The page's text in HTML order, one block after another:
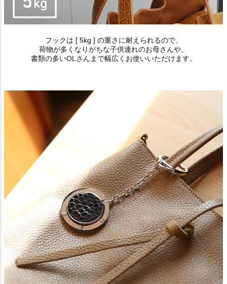
フックは [ 5kg ] の重さに耐えられるので、
荷物が多くなりがちな子供連れのお母さんや、
書類の多いOLさんまで幅広くお使いいただけます。